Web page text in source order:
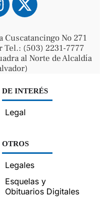
Cuscatancingo No 271
Tel.: (503) 2231-7777
al Norte de Alcaldía
DE INTERÉS
Legal
OTROS
Legales
Esquelas y
Obituarios Digitales